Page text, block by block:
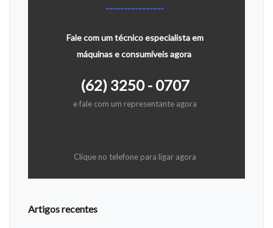
----------------
Fale com um técnico especialista em
máquinas e consumíveis agora
(62) 3250 - 0707
e fale com um representante agora
Clique no telefone para ligar agora
Artigos recentes